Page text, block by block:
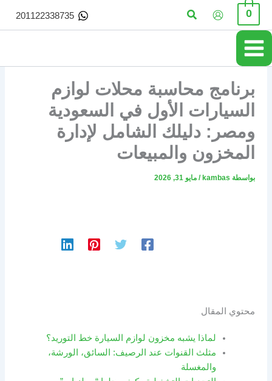
تخطي
المحتوى
0 البحث 201122338735
برنامج محاسبة محلات لوازم
السيارات الأول في السعودية
ومصر: دليلك الشامل لإدارة
المخزون والمبيعات
بواسطة kambas
/ مايو 31, 2026
محتوي المقال
لماذا يشبه مخزون لوازم السيارة خط التوريد؟
مثلث القنوات عند الرصيف: السائق، الورشة،
والمغسلة